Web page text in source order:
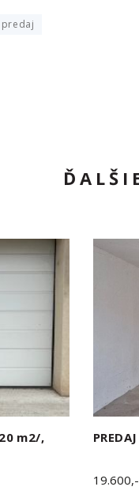
predaj
m2/,